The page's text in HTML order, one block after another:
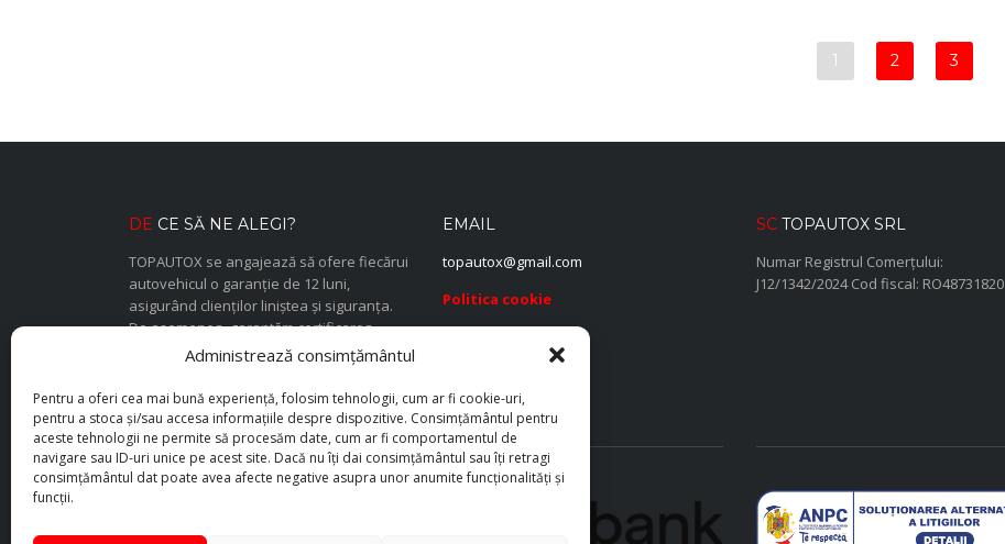
Administrează consimțământul
Pentru a oferi cea mai bună experiență, folosim tehnologii, cum ar fi cookie-uri,
pentru a stoca și/sau accesa informațiile despre dispozitive. Consimțământul pentru
aceste tehnologii ne permite să procesăm date, cum ar fi comportamentul de
navigare sau ID-uri unice pe acest site. Dacă nu îți dai consimțământul sau îți retragi
consimțământul dat poate avea afecte negative asupra unor anumite funcționalități și
funcții.
1 2 3
DE CE SĂ NE ALEGI?
TOPAUTOX se angajează să ofere fiecărui
autovehicul o garanție de 12 luni,
asigurând clienților liniștea și siguranța.
De asemenea, garantăm certificarea
fiscală a kilometrajului, oferind
transparență și încredere în istoricul și
performanța fiecărui vehicul.
EMAIL
topautox@gmail.com
Politica cookie
SC TOPAUTOX SRL
Numar Registrul Comerțului:
J12/1342/2024 Cod fiscal: RO48731820